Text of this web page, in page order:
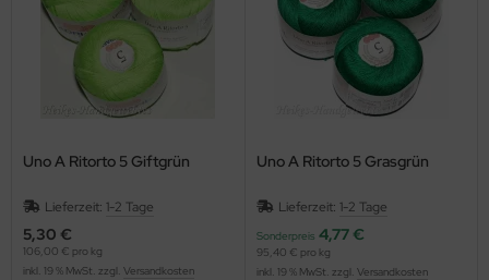
Uno A Ritorto 5 Giftgrün
Lieferzeit: 1-2 Tage
5,30 €
106,00 € pro kg
inkl. 19 % MwSt. zzgl. Versandkosten
Uno A Ritorto 5 Grasgrün
Lieferzeit: 1-2 Tage
Sonderpreis 4,77 €
95,40 € pro kg
inkl. 19 % MwSt. zzgl. Versandkosten